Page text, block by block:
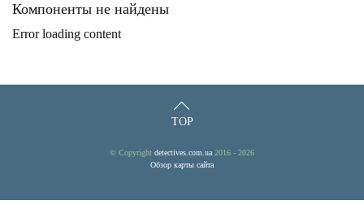
Компоненты не найдены
Error loading content
TOP
© Copyright detectives.com.ua 2016 - 2026
Обзор карты сайта